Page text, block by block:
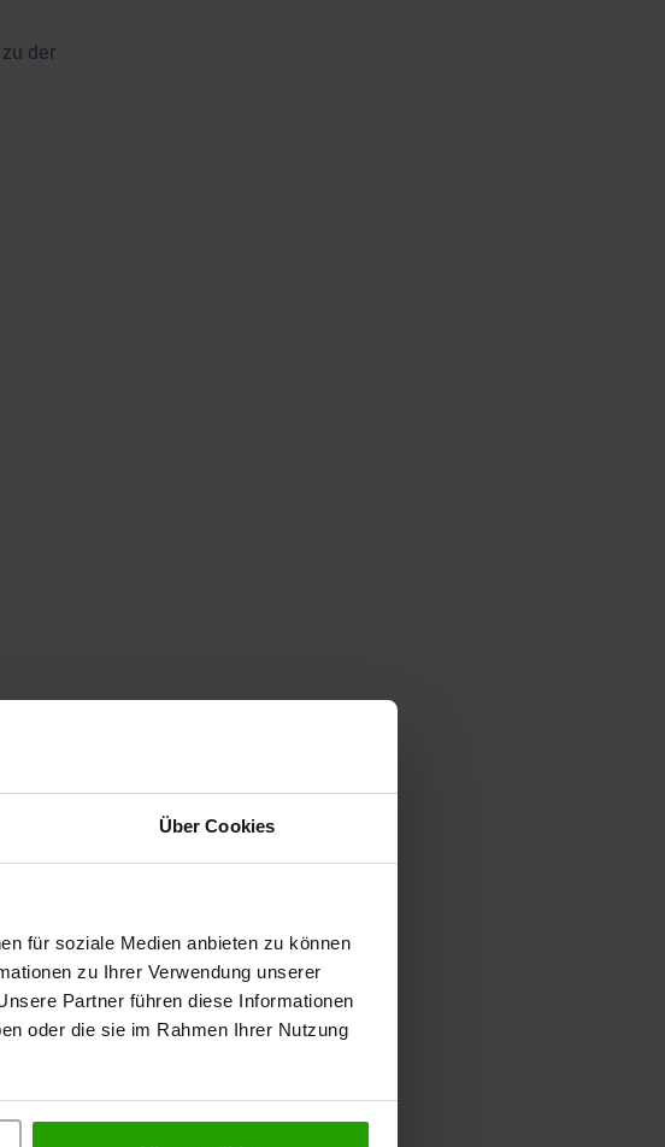
Über Cookies
für soziale Medien anbieten zu können
zu Ihrer Verwendung unserer
Partner führen diese Informationen
oder die sie im Rahmen Ihrer Nutzung
der